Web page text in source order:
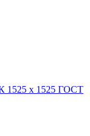
1525 х 1525 ГОСТ